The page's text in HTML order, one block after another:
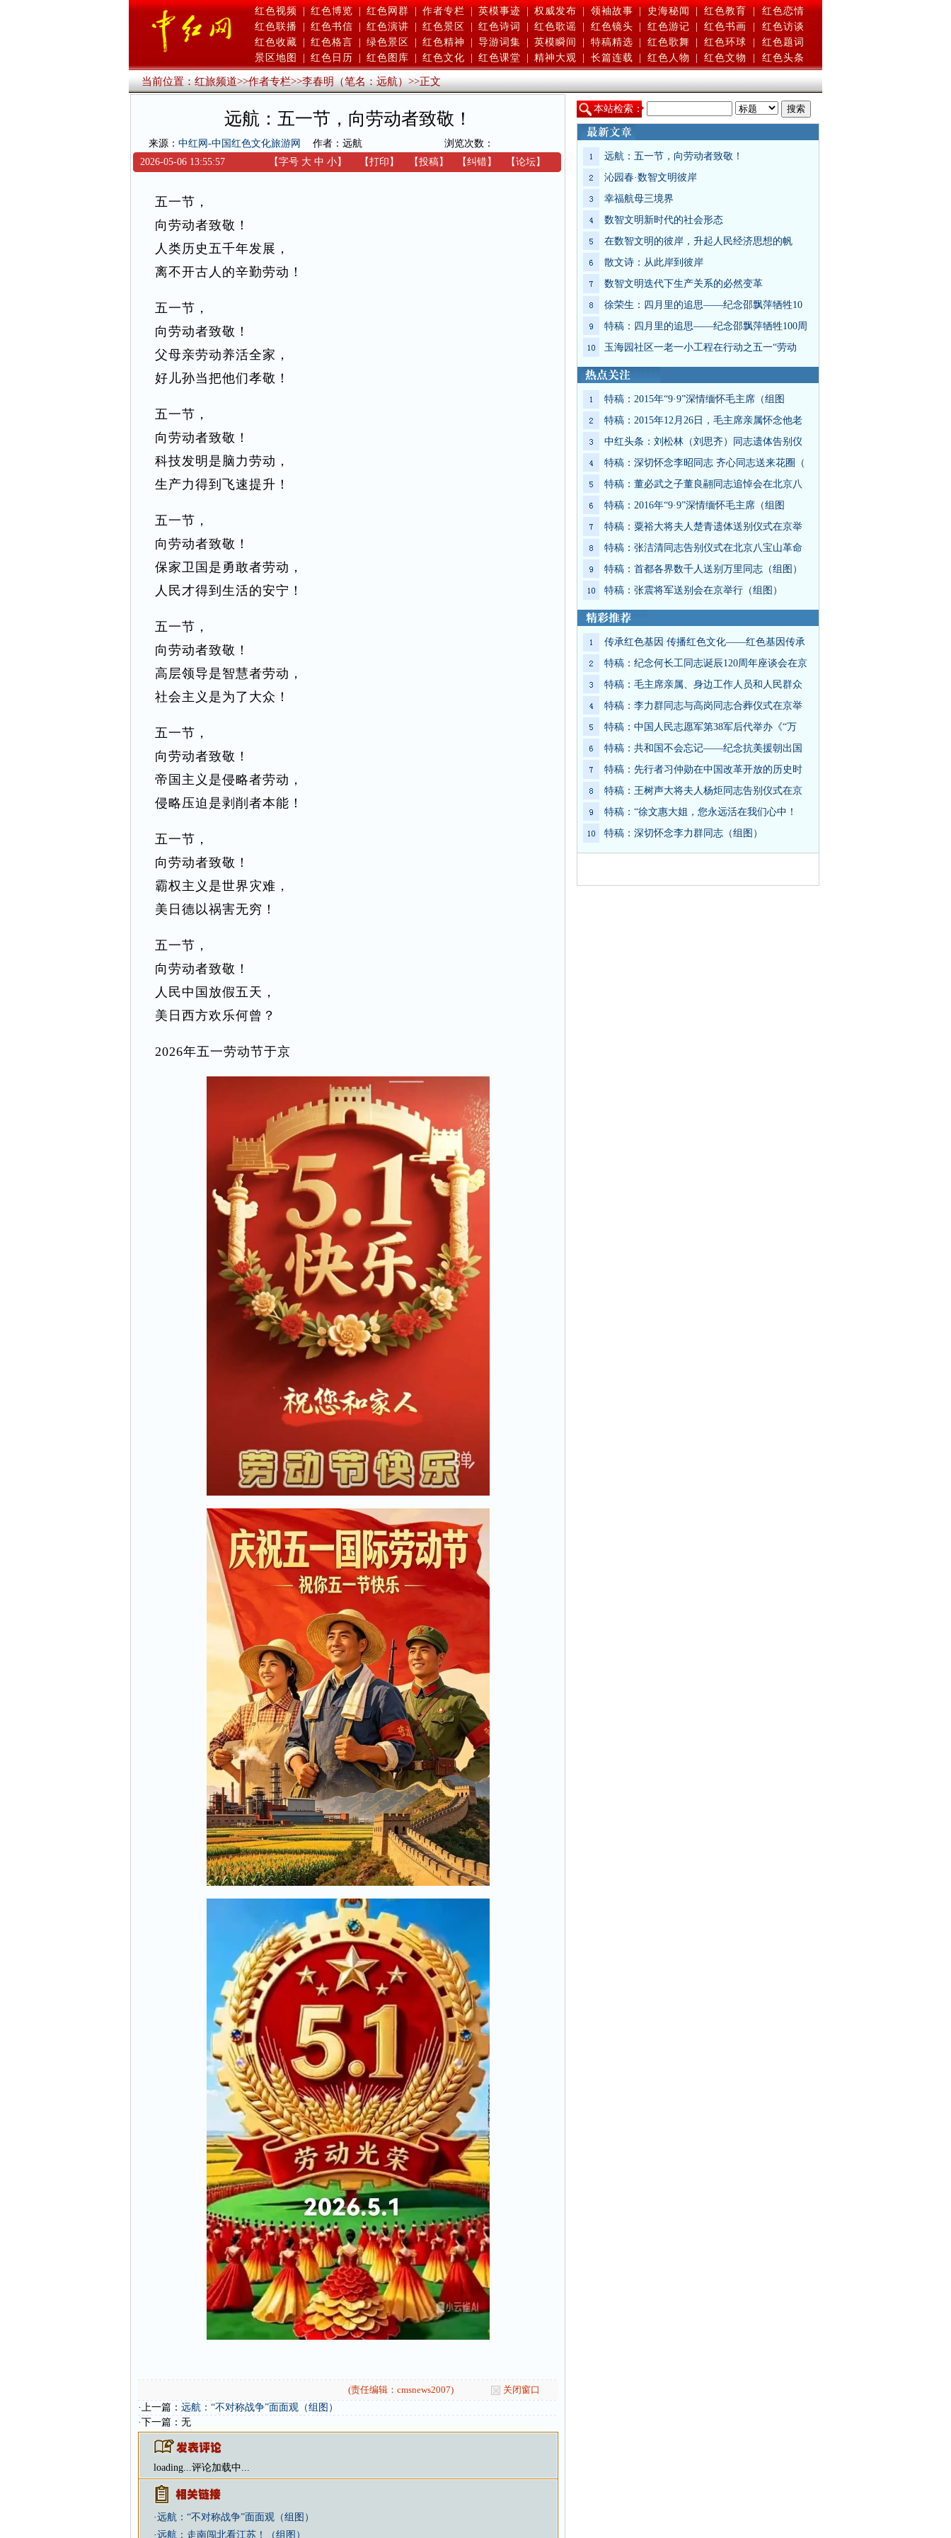
红色视频 | 红色博览 | 红色网群 | 作者专栏 | 英模事迹 | 权威发布 | 领袖故事 | 史海秘闻 | 红色教育 |
红色恋情
红色联播
红色书信 红色演讲 红色景区 红色诗词 红色歌谣 红色镜头 红色游记 红色书画
红色访谈
红色收藏
红色格言 绿色景区 红色精神 导游词集 英模瞬间 特稿精选 红色歌舞 红色环球
红色题词
景区地图
红色日历 红色图库 红色文化 红色课堂 精神大观 长篇连载 红色人物 红色文物 红色头条
当前位置：红旅频道>>作者专栏>>李春明（笔名：远航）>>正文
远航：五一节，向劳动者致敬！
来源： 中红网-中国红色文化旅游网 作者：远航
浏览次数：
2026-05-06 13:55:57
【字号 大 中 小】 【打印 】 【投稿】 【纠错】 【论坛】
五一节，
向劳动者致敬！
人类历史五千年发展，
离不开古人的辛勤劳动！
五一节，
向劳动者致敬！
父母亲劳动养活全家，
好儿孙当把他们孝敬！
五一节，
向劳动者致敬！
科技发明是脑力劳动，
生产力得到飞速提升！
五一节，
向劳动者致敬！
保家卫国是勇敢者劳动，
人民才得到生活的安宁！
五一节，
向劳动者致敬！
高层领导是智慧者劳动，
社会主义是为了大众！
五一节，
向劳动者致敬！
帝国主义是侵略者劳动，
侵略压迫是剥削者本能！
五一节，
向劳动者致敬！
霸权主义是世界灾难，
美日德以祸害无穷！
五一节，
向劳动者致敬！
人民中国放假五天，
美日西方欢乐何曾？
2026年五一劳动节于京
(责任编辑：cmsnews2007)
关闭窗口
·上一篇： 远航：“不对称战争”面面观（组图）
·下一篇：无
loading...评论加载中...
·远航：“不对称战争”面面观（组图）
·远航：走南闯北看江苏！（组图）
本站检索：
远航：五一节，向劳动者致敬！
沁园春·数智文明彼岸
幸福航母三境界
数智文明新时代的社会形态
在数智文明的彼岸，升起人民经济思想的帆
散文诗：从此岸到彼岸
数智文明迭代下生产关系的必然变革
徐荣生：四月里的追思——纪念邵飘萍牺牲10
特稿：四月里的追思——纪念邵飘萍牺牲100周
玉海园社区一老一小工程在行动之五一“劳动
特稿：2015年“9·9”深情缅怀毛主席（组图
特稿：2015年12月26日，毛主席亲属怀念他老
中红头条：刘松林（刘思齐）同志遗体告别仪
特稿：深切怀念李昭同志 齐心同志送来花圈（
特稿：董必武之子董良翮同志追悼会在北京八
特稿：2016年“9·9”深情缅怀毛主席（组图
特稿：粟裕大将夫人楚青遗体送别仪式在京举
特稿：张洁清同志告别仪式在北京八宝山革命
特稿：首都各界数千人送别万里同志（组图）
特稿：张震将军送别会在京举行（组图）
传承红色基因 传播红色文化——红色基因传承
特稿：纪念何长工同志诞辰120周年座谈会在京
特稿：毛主席亲属、身边工作人员和人民群众
特稿：李力群同志与高岗同志合葬仪式在京举
特稿：中国人民志愿军第38军后代举办《“万
特稿：共和国不会忘记——纪念抗美援朝出国
特稿：先行者习仲勋在中国改革开放的历史时
特稿：王树声大将夫人杨炬同志告别仪式在京
特稿：“徐文惠大姐，您永远活在我们心中！
特稿：深切怀念李力群同志（组图）